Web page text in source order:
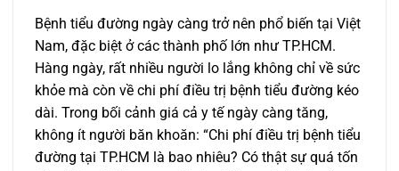
Bệnh tiểu đường ngày càng trở nên phổ biến tại Việt
Nam, đặc biệt ở các thành phố lớn như TP.HCM.
Hàng ngày, rất nhiều người lo lắng không chỉ về sức
khỏe mà còn về chi phí điều trị bệnh tiểu đường kéo
dài. Trong bối cảnh giá cả y tế ngày càng tăng,
không ít người băn khoăn: “Chi phí điều trị bệnh tiểu
đường tại TP.HCM là bao nhiêu? Có thật sự quá tốn